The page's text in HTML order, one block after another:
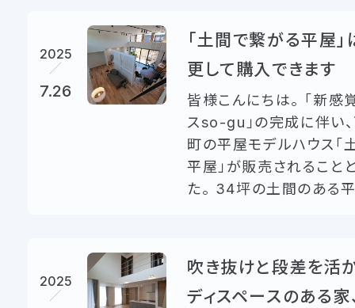
2025
7.26
「土間で繋がる平屋
更して購入できます
皆様こんにちは。 「新感
スso-gu」の完成に伴い
町の平屋モデルハウス「
平屋」が販売されること
た。 34坪の土間のある
2025
吹き抜けと段差を活
ディスペースのある家